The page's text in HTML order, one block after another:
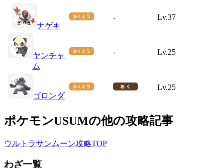
ナゲキ
- Lv.37
ヤンチャ
ム
- Lv.25
ゴロンダ
Lv.25
ポケモンUSUMの他の攻略記事
ウルトラサンムーン攻略TOP
わざ一覧